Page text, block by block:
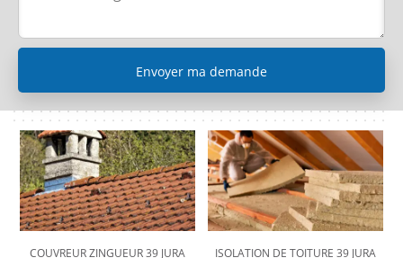
COUVREUR ZINGUEUR 39 JURA ISOLATION DE TOITURE 39 JURA